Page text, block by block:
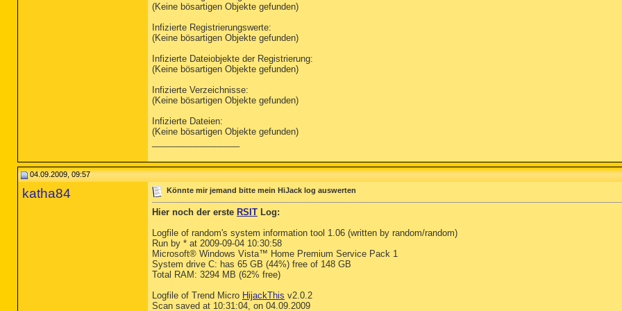
(Keine bösartigen Objekte gefunden)
Infizierte Registrierungswerte:
(Keine bösartigen Objekte gefunden)
Infizierte Dateiobjekte der Registrierung:
(Keine bösartigen Objekte gefunden)
Infizierte Verzeichnisse:
(Keine bösartigen Objekte gefunden)
Infizierte Dateien:
(Keine bösartigen Objekte gefunden)
04.09.2009, 09:57
katha84 Könnte mir jemand bitte mein HiJack log auswerten
Hier noch der erste RSIT Log:
Logfile of random's system information tool 1.06 (written by random/random)
Run by * at 2009-09-04 10:30:58
Microsoft® Windows Vista™ Home Premium Service Pack 1
System drive C: has 65 GB (44%) free of 148 GB
Total RAM: 3294 MB (62% free)
Logfile of Trend Micro HijackThis v2.0.2
Scan saved at 10:31:04, on 04.09.2009